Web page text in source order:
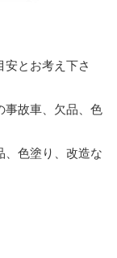
安とお考え下さ
事故車、欠品、色
、色塗り、改造な